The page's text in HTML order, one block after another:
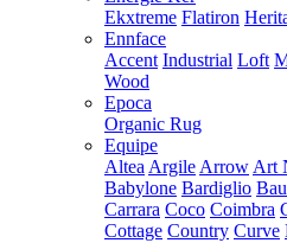
Ekxtreme Flatiron
Ennface
Accent Industrial Loft
Wood
Epoca
Organic Rug
Equipe
Altea Argile Arrow Art
Babylone Bardiglio
Carrara Coco Coimbra
Cottage Country Curve